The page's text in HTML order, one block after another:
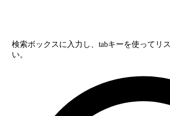
検索ボックスに入力し、tabキーを使ってリ
い。